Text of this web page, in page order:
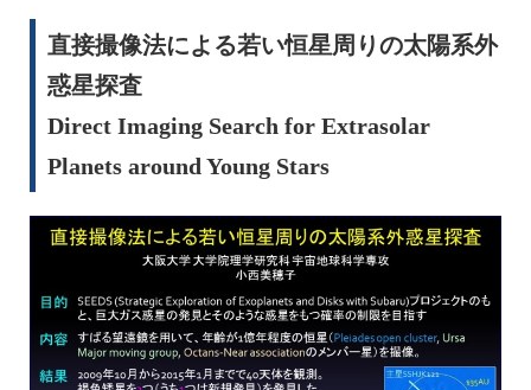
直接撮像法による若い恒星周りの太陽系外
惑星探査
Direct Imaging Search for Extrasolar
Planets around Young Stars